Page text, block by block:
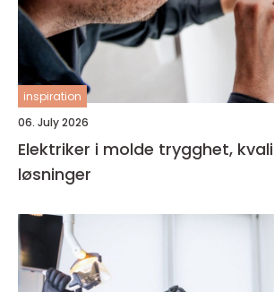
inspiration
06. July 2026
Elektriker i molde trygghet, kvalitet og lokale
løsninger